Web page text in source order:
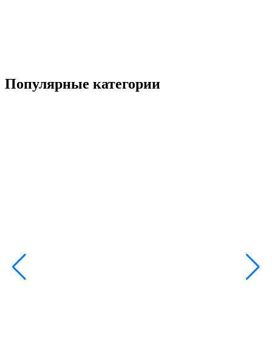
Популярные категории